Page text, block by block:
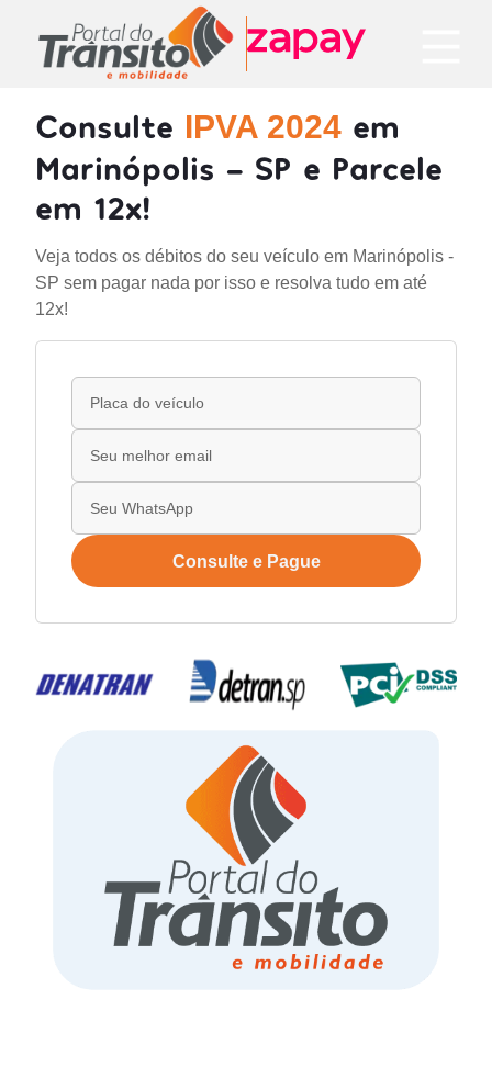
Consulte IPVA 2024 em
Marinópolis - SP e Parcele
em 12x!
Veja todos os débitos do seu veículo em Marinópolis -
SP sem pagar nada por isso e resolva tudo em até
12x!
Consulte e Pague